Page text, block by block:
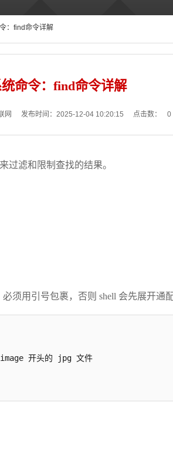
：find命令详解
命令：find命令详解
网 发布时间：2025-12-04 10:20:15 点击数： 0
过滤和限制查找的结果。
须用引号包裹，否则 shell 会先展开通
开头的 jpg 文件